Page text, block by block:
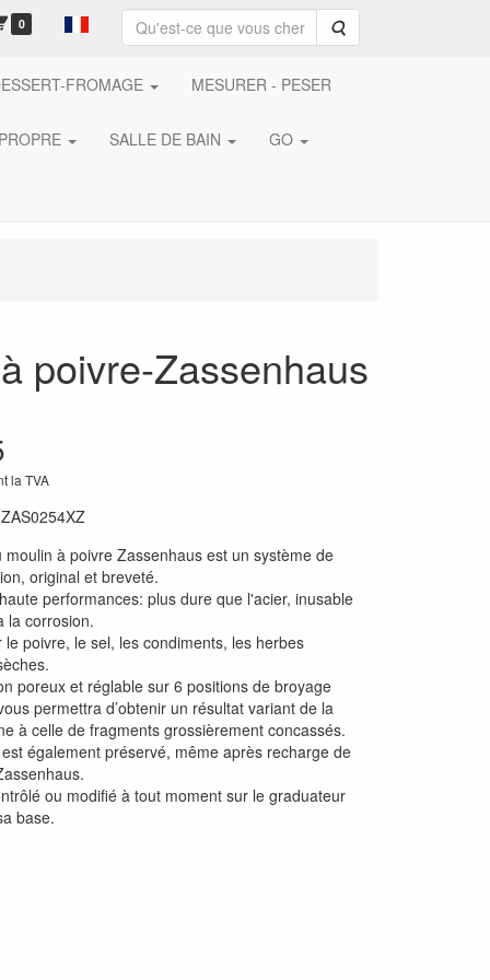
0 Rechercher
FROMAGE MESURER - PESER
SALLE DE BAIN GO
poivre-Zassenhaus
la TVA
ZAS0254XZ
moulin à poivre Zassenhaus est un système de
original et breveté.
performances: plus dure que l'acier, inusable
la corrosion.
le poivre, le sel, les condiments, les herbes
poreux et réglable sur 6 positions de broyage
permettra d’obtenir un résultat variant de la
à celle de fragments grossièrement concassés.
également préservé, même après recharge de
ou modifié à tout moment sur le graduateur
base.